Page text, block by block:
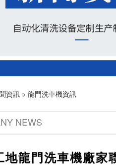
資訊 > 龍門洗車機資訊
NEWS
地龍門洗車機廠